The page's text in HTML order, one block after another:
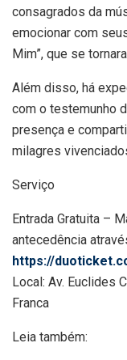
consagrados da
emocionar com
Mim”, que se
Além disso, há
com o testemunho
presença e
milagres
Serviço
Entrada Gratuita –
antecedência
https://
Local: Av. Euclides
Franca
Leia também: